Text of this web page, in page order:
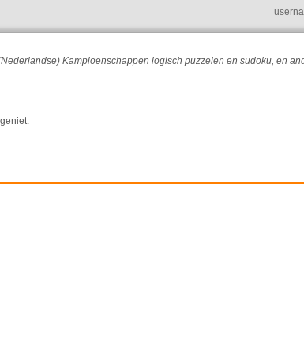
Kampioenschappen logisch puzzelen en sudoku, en